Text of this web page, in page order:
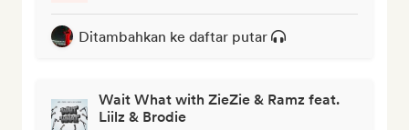
Ditambahkan ke daftar putar
Wait What with ZieZie & Ramz feat.
Liilz & Brodie